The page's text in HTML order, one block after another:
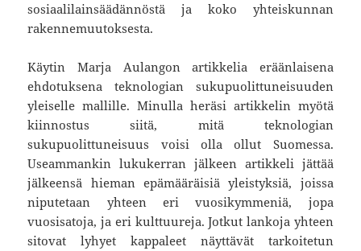
sosiaalilainsäädännöstä ja koko yhteiskunnan
rakennemuutoksesta.
Käytin Marja Aulangon artikkelia eräänlaisena
ehdotuksena teknologian sukupuolittuneisuuden
yleiselle mallille. Minulla heräsi artikkelin myötä
kiinnostus siitä, mitä teknologian
sukupuolittuneisuus voisi olla ollut Suomessa.
Useammankin lukukerran jälkeen artikkeli jättää
jälkeensä hieman epämääräisiä yleistyksiä, joissa
niputetaan yhteen eri vuosikymmeniä, jopa
vuosisatoja, ja eri kulttuureja. Jotkut lankoja yhteen
sitovat lyhyet kappaleet näyttävät tarkoitetun